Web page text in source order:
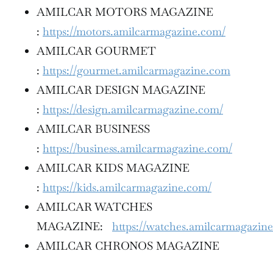
AMILCAR MOTORS MAGAZINE
: https://motors.amilcarmagazine.com/
AMILCAR GOURMET
: https://gourmet.amilcarmagazine.com
AMILCAR DESIGN MAGAZINE
: https://design.amilcarmagazine.com/
AMILCAR BUSINESS
: https://business.amilcarmagazine.com/
AMILCAR KIDS MAGAZINE
: https://kids.amilcarmagazine.com/
AMILCAR WATCHES
MAGAZINE: https://
AMILCAR CHRONOS MAGAZINE